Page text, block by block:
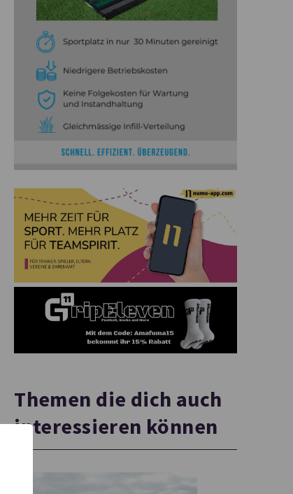
Themen die dich auch
interessieren können